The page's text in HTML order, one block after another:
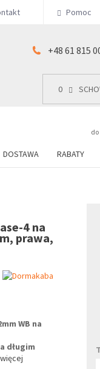
Pomoc
+48 61 815
0
DOSTAWA RABATY
0
00 86
4 na
prawa,
WB na
długim
więcej